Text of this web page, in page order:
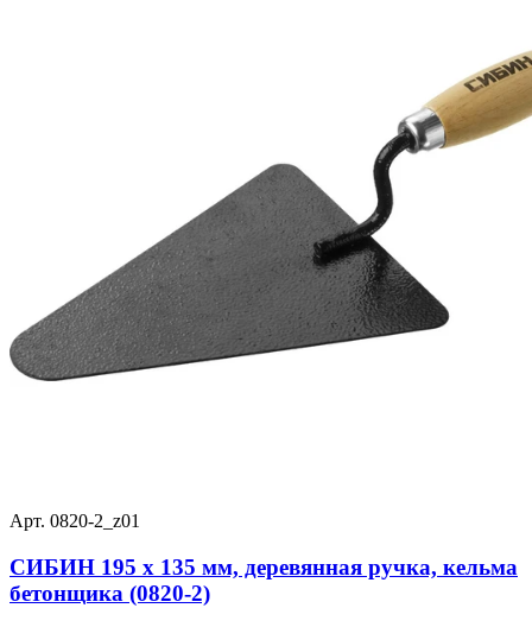
Арт. 0820-2_z01
СИБИН 195 х 135 мм, деревянная ручка, кельма
бетонщика (0820-2)